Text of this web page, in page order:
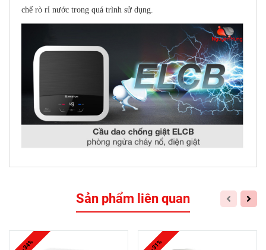
chế rò rỉ nước trong quá trình sử dụng.
Sản phẩm liên quan
-34% -31%